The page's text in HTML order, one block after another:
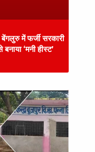
में फर्जी सरकारी
‘मनी हीस्ट’